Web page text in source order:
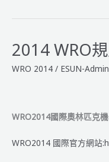
2014 WRO
WRO 2014 / ESUN-Admin
WRO2014國際奧林匹克
WRO2014 國際官方網